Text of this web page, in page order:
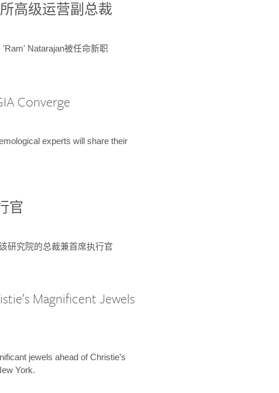
所高级运营副总裁
Natarajan被任命新职
Converge
experts will share their
官
研究院的总裁兼首席执行官
Magnificent Jewels
jewels ahead of Christie’s
York.